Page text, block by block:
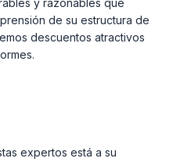
y razonables que
de su estructura de
descuentos atractivos
expertos está a su